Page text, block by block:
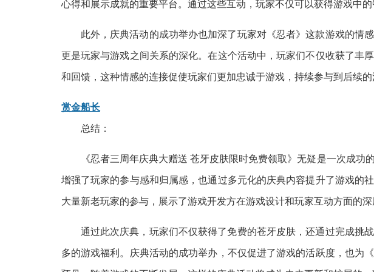
心得和展示成就的重要平台。通过这些互动，玩家不仅可以获得游戏中的
此外，庆典活动的成功举办也加深了玩家对《忍者》这款游戏的情
更是玩家与游戏之间关系的深化。在这个活动中，玩家们不仅收获了丰
和回馈，这种情感的连接促使玩家们更加忠诚于游戏，持续参与到后续的
赏金船长
总结：
《忍者三周年庆典大赠送 苍牙皮肤限时免费领取》无疑是一次成功
增强了玩家的参与感和归属感，也通过多元化的庆典内容提升了游戏的
大量新老玩家的参与，展示了游戏开发方在游戏设计和玩家互动方面的深
通过此次庆典，玩家们不仅获得了免费的苍牙皮肤，还通过完成挑
多的游戏福利。庆典活动的成功举办，不仅促进了游戏的活跃度，也为